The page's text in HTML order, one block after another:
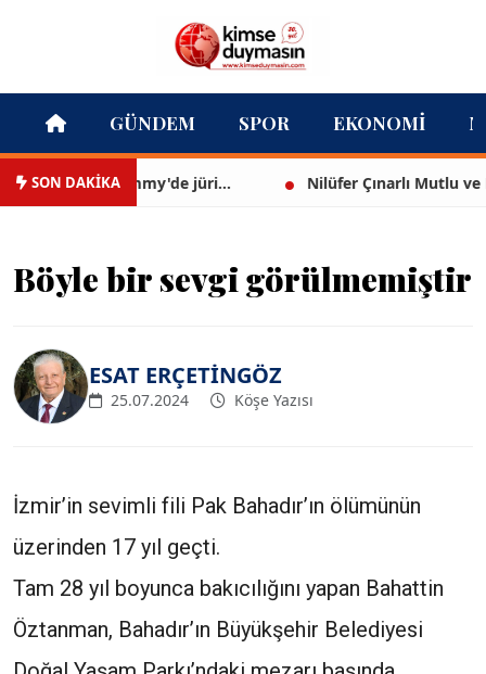
GÜNDEM SPOR EKONOMI
SON DAKİKA
Demir Grammy'de jüri... Nilüfer Çınarlı Mutlu ve
Böyle bir sevgi görülmemiştir
ESAT ERÇETİNGÖZ
25.07.2024 Köşe Yazısı
İzmir’in sevimli fili Pak Bahadır’ın ölümünün
üzerinden 17 yıl geçti.
Tam 28 yıl boyunca bakıcılığını yapan Bahattin
Öztanman, Bahadır’ın Büyükşehir Belediyesi